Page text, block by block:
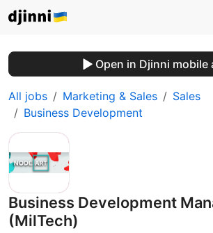
Open in Djinni mobile
All jobs Marketing & Sales
Sales
Business Development
Business Development
(MilTech)